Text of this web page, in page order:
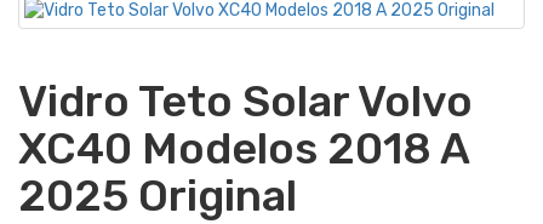
Vidro Teto Solar Volvo
XC40 Modelos 2018 A
2025 Original